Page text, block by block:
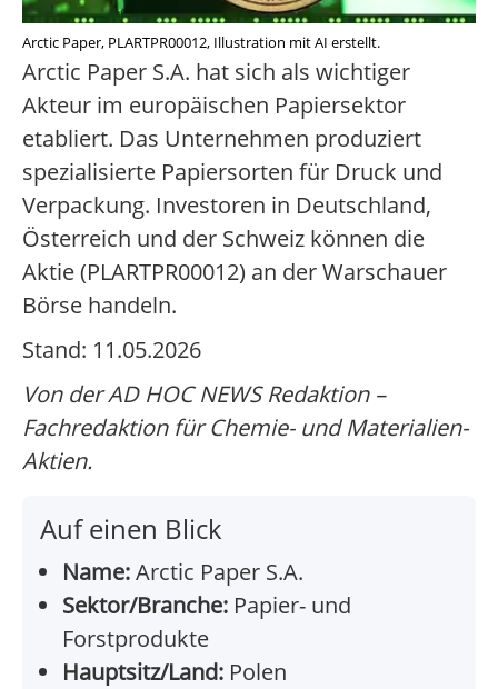
Arctic Paper, PLARTPR00012, Illustration mit AI erstellt.
Arctic Paper S.A. hat sich als wichtiger
Akteur im europäischen Papiersektor
etabliert. Das Unternehmen produziert
spezialisierte Papiersorten für Druck und
Verpackung. Investoren in Deutschland,
Österreich und der Schweiz können die
Aktie (PLARTPR00012) an der Warschauer
Börse handeln.
Stand: 11.05.2026
Von der AD HOC NEWS Redaktion –
Fachredaktion für Chemie- und Materialien-
Aktien.
Auf einen Blick
Name:Arctic Paper S.A.
Sektor/Branche: Papier- und
Forstprodukte
Hauptsitz/Land: Polen